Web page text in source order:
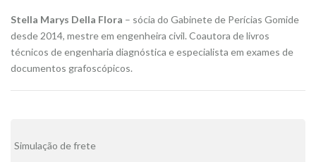
Stella Marys Della Flora – sócia do Gabinete de Perícias Gomide
desde 2014, mestre em engenheira civil. Coautora de livros
técnicos de engenharia diagnóstica e especialista em exames de
documentos grafoscópicos.
Simulação de frete